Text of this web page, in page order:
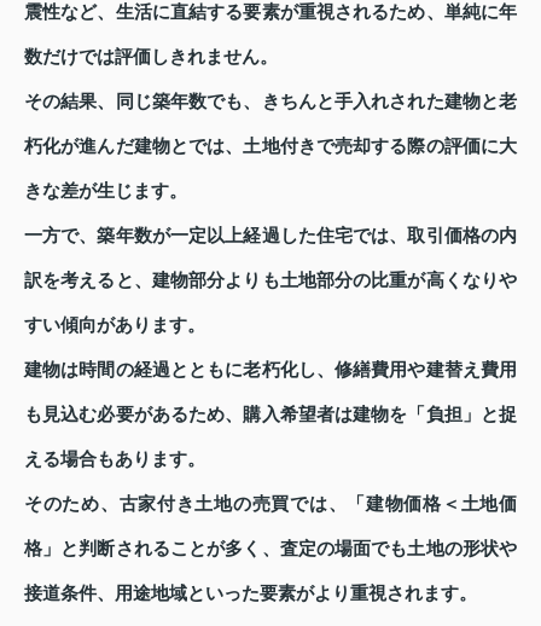
震性など、生活に直結する要素が重視されるため、単純に年
数だけでは評価しきれません。
その結果、同じ築年数でも、きちんと手入れされた建物と老
朽化が進んだ建物とでは、土地付きで売却する際の評価に大
きな差が生じます。
一方で、築年数が一定以上経過した住宅では、取引価格の内
訳を考えると、建物部分よりも土地部分の比重が高くなりや
すい傾向があります。
建物は時間の経過とともに老朽化し、修繕費用や建替え費用
も見込む必要があるため、購入希望者は建物を「負担」と捉
える場合もあります。
そのため、古家付き土地の売買では、「建物価格＜土地価
格」と判断されることが多く、査定の場面でも土地の形状や
接道条件、用途地域といった要素がより重視されます。